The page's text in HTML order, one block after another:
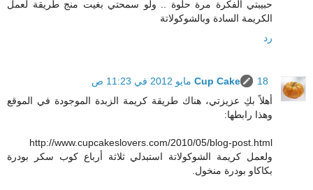
حبيبتي الفكرة مرة حلوة .. ولو سمحتي بغيت منج طريقة لعمل
الكريمة السادة وبالشوكولاتة
رد
Cup Cake
18 مايو 2012 في 11:23 ص
أهلاً بكِ عزيزتي، هناك طريقة كريمة الزبدة الموجودة في الموقع
وهذا رابطها:
http://www.cupcakeslovers.com/2010/05/blog-post.html
ولعمل كريمة الشوكولاتة استبدلي ثلاثة أرباع كوب سكر بودرة
بكاكاو بودرة منخول.